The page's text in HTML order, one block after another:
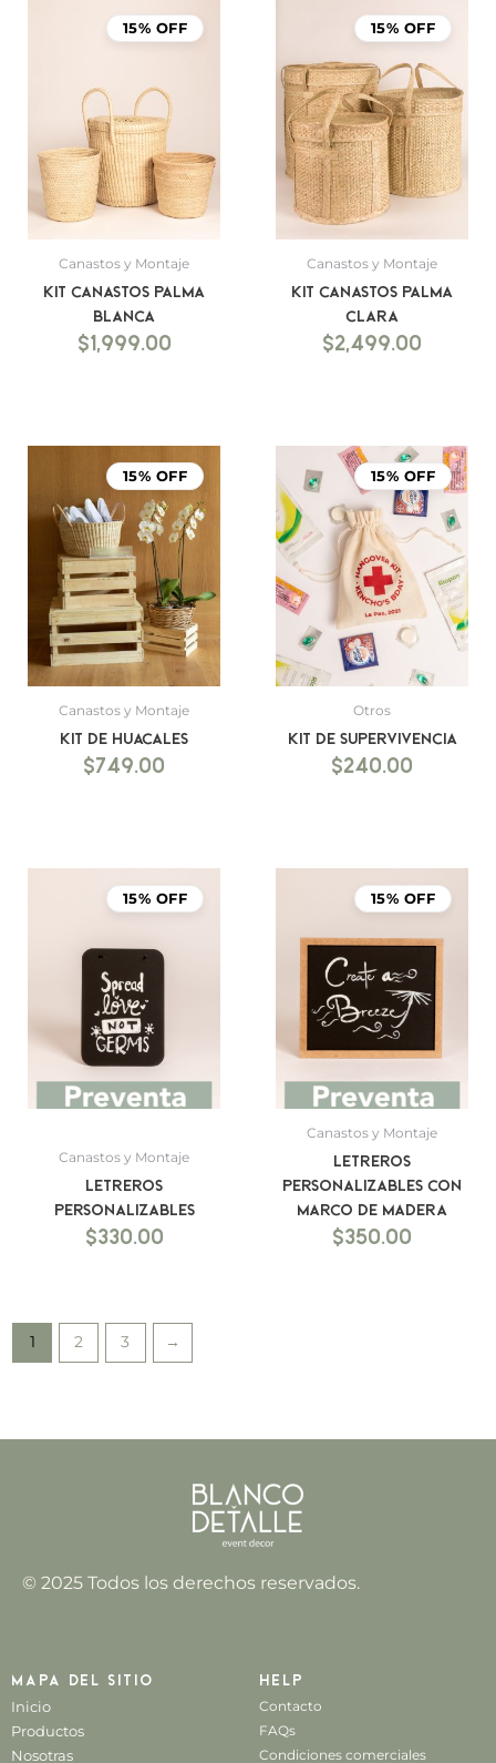
15% OFF
Canastos y Montaje
Kit canastos palma
blanca
$1,999.00
15% OFF
Canastos y Montaje
Kit canastos palma
clara
$2,499.00
15% OFF
Canastos y Montaje
Kit de Huacales
$749.00
15% OFF
Otros
Kit de supervivencia
$240.00
15% OFF
Canastos y Montaje
Letreros
personalizables
$330.00
15% OFF
Canastos y Montaje
Letreros
personalizables con
marco de madera
$350.00
1 2 3 →
© 2025 Todos los derechos reservados.
Mapa del sitio
Inicio
Productos
Nosotras
Help
Contacto
FAQs
Condiciones comerciales